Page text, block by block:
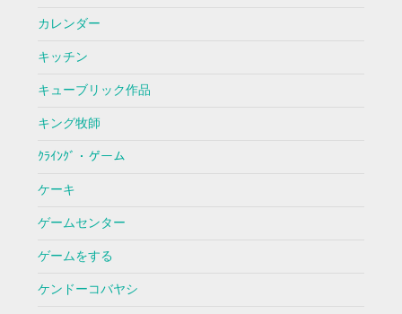
カレンダー
キッチン
キューブリック作品
キング牧師
ｸﾗｲﾝｸﾞ・ゲーム
ケーキ
ゲームセンター
ゲームをする
ケンドーコバヤシ